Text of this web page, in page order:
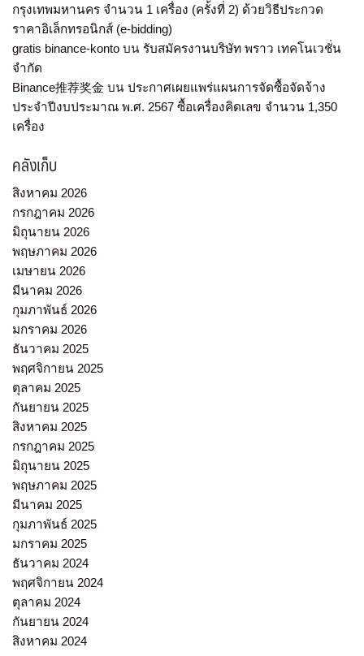
กรุงเทพมหานคร จำนวน 1 เครื่อง (ครั้งที่ 2) ด้วยวิธีประกวด
ราคาอิเล็กทรอนิกส์ (e-bidding)
gratis binance-konto บน รับสมัครงานบริษัท พราว เทคโนเวชั่น
จำกัด
Binance推荐奖金 บน ประกาศเผยแพร่แผนการจัดซื้อจัดจ้าง
ประจำปีงบประมาณ พ.ศ. 2567 ซื้อเครื่องคิดเลข จำนวน 1,350
เครื่อง
คลังเก็บ
สิงหาคม 2026
กรกฎาคม 2026
มิถุนายน 2026
พฤษภาคม 2026
เมษายน 2026
มีนาคม 2026
กุมภาพันธ์ 2026
มกราคม 2026
ธันวาคม 2025
พฤศจิกายน 2025
ตุลาคม 2025
กันยายน 2025
สิงหาคม 2025
กรกฎาคม 2025
มิถุนายน 2025
พฤษภาคม 2025
มีนาคม 2025
กุมภาพันธ์ 2025
มกราคม 2025
ธันวาคม 2024
พฤศจิกายน 2024
ตุลาคม 2024
กันยายน 2024
สิงหาคม 2024